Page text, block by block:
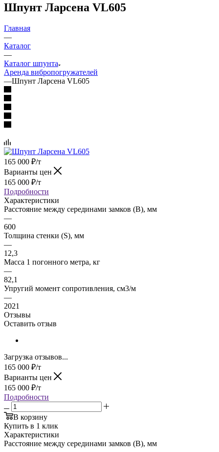
Шпунт Ларсена VL605
Главная
—
Каталог
—
Каталог шпунта
Аренда вибропогружателей
—Шпунт Ларсена VL605
165 000 ₽/т
Варианты цен
165 000 ₽/т
Подробности
Характеристики
Расстояние между серединами замков (В), мм
—
600
Толщина стенки (S), мм
—
12,3
Масса 1 погонного метра, кг
—
82,1
Упругий момент сопротивления, см3/м
—
2021
Отзывы
Оставить отзыв
Загрузка отзывов...
165 000 ₽/т
Варианты цен
165 000 ₽/т
Подробности
В корзину
Купить в 1 клик
Характеристики
Расстояние между серединами замков (В), мм